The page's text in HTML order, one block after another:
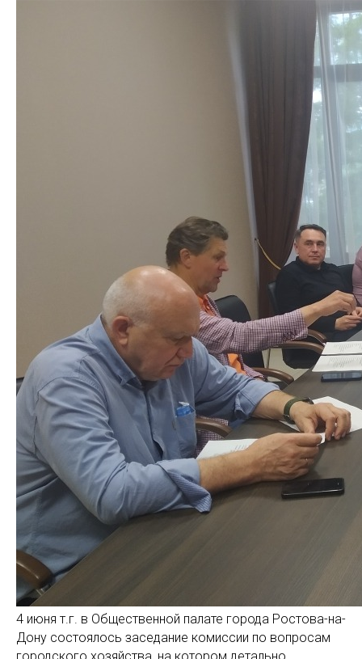
4 июня т.г. в Общественной палате города Ростова-на-
Дону состоялось заседание комиссии по вопросам